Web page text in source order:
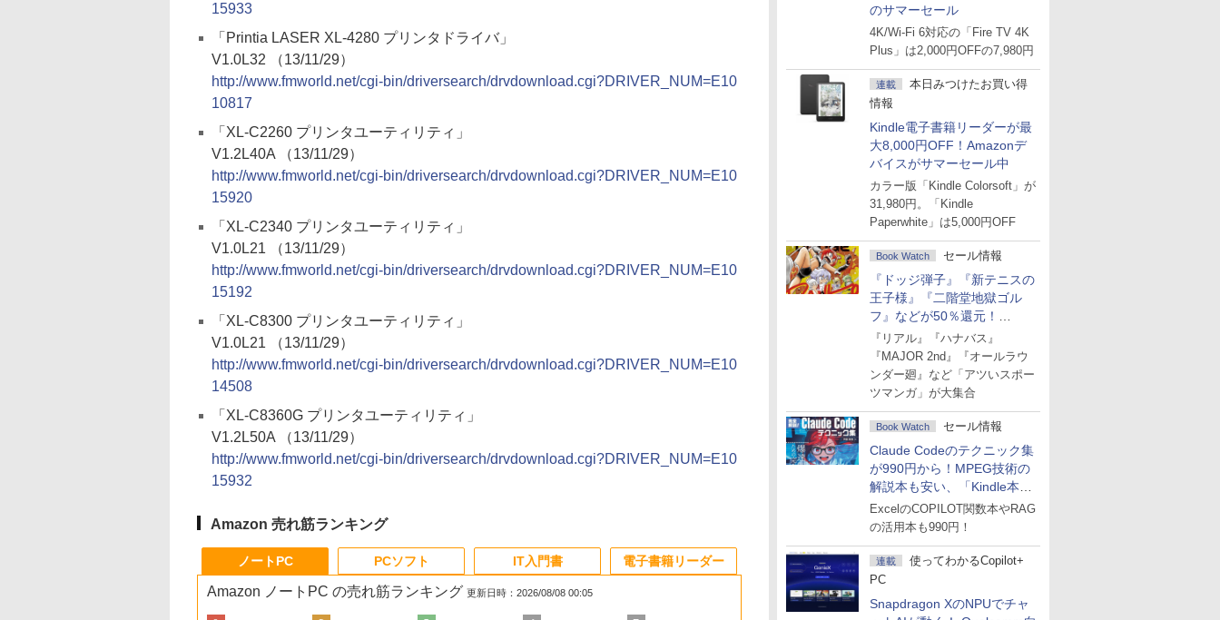
のサマーセール
4K/Wi-Fi 6対応の「Fire TV 4K
Plus」は2,000円OFFの7,980円
連載
本日みつけたお買い得
情報
Kindle電子書籍リーダーが最
大8,000円OFF！Amazonデ
バイスがサマーセール中
カラー版「Kindle Colorsoft」が
31,980円。「Kindle
Paperwhite」は5,000円OFF
Book Watch セール情報
『ドッジ弾子』『新テニスの
王子様』『二階堂地獄ゴル
フ』などが50％還元！
Amazonマンガ週末セール
『リアル』『ハナバス』
『MAJOR 2nd』『オールラウ
ンダー廻』など「アツいスポー
ツマンガ」が大集合
Book Watch セール情報
Claude Codeのテクニック集
が990円から！MPEG技術の
解説本も安い、「Kindle本サ
マーセール」第2弾開始！
ExcelのCOPILOT関数本やRAG
の活用本も990円！
連載
使ってわかるCopilot+
PC
Snapdragon XのNPUでチャ
15933
「Printia LASER XL-4280 プリンタドライバ」
V1.0L32 （13/11/29）
http://www.fmworld.net/cgi-bin/driversearch/drvdownload.cgi?DRIVER_NUM=E10
10817
「XL-C2260 プリンタユーティリティ」
V1.2L40A （13/11/29）
http://www.fmworld.net/cgi-bin/driversearch/drvdownload.cgi?DRIVER_NUM=E10
15920
「XL-C2340 プリンタユーティリティ」
V1.0L21 （13/11/29）
http://www.fmworld.net/cgi-bin/driversearch/drvdownload.cgi?DRIVER_NUM=E10
15192
「XL-C8300 プリンタユーティリティ」
V1.0L21 （13/11/29）
http://www.fmworld.net/cgi-bin/driversearch/drvdownload.cgi?DRIVER_NUM=E10
14508
「XL-C8360G プリンタユーティリティ」
V1.2L50A （13/11/29）
http://www.fmworld.net/cgi-bin/driversearch/drvdownload.cgi?DRIVER_NUM=E10
15932
Amazon 売れ筋ランキング
ノートPC
Amazon ノートPC の売れ筋ランキング 更新日時：2026/08/08 00:05
PCソフト IT入門書 電子書籍リーダー